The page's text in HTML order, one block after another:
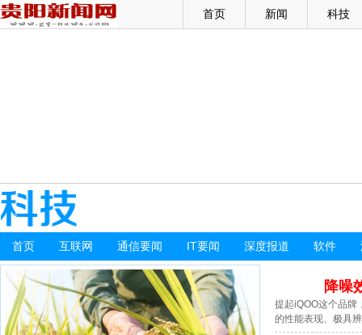
首页 新闻 科技
首页 互联网 通信要闻 IT要闻 深度报道 软件
降噪
提起iQOO这个品牌
的性能表现、极具